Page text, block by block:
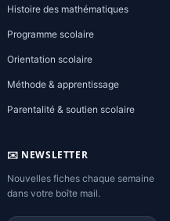
Histoire des mathématiques
Programme scolaire
Orientation scolaire
Méthode & apprentissage
Parentalité & soutien scolaire
✉️ NEWSLETTER
Nouvelles fiches chaque semaine
dans votre boîte mail.